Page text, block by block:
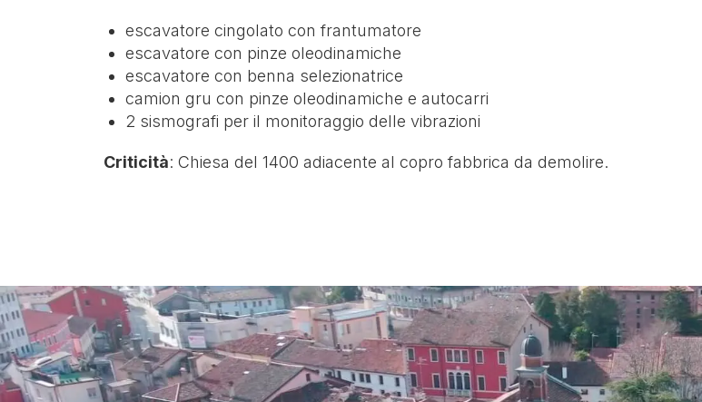
escavatore cingolato con frantumatore
escavatore con pinze oleodinamiche
escavatore con benna selezionatrice
camion gru con pinze oleodinamiche e autocarri
2 sismografi per il monitoraggio delle vibrazioni
Criticità: Chiesa del 1400 adiacente al copro fabbrica da demolire.